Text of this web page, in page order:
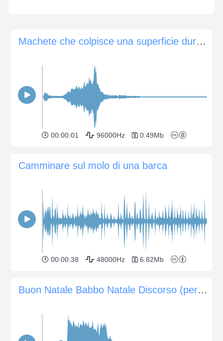
Machete che colpisce una superficie dura 9
00:00:01 96000Hz 0.49Mb
Camminare sul molo di una barca
00:00:38 48000Hz 6.82Mb
Buon Natale Babbo Natale Discorso (per gli spot pubblicitari)